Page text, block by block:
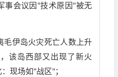
事会议因"技术原因"被无
毛伊岛火灾死亡人数上升
该岛西部又出现了新火
现场如"战区"；